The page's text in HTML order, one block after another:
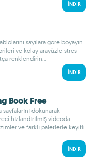
İNDIR
sayılara göre boyayın.
ve kolay arayüzle stres
renklendirin...
İNDIR
Book Free
dokunarak
hızlandırılmış videoda
ve farklı paletlerle keyifli
İNDIR